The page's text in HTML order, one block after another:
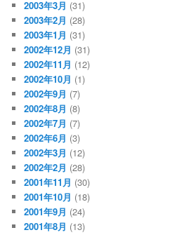
2003年3月 (31)
2003年2月 (28)
2003年1月 (31)
2002年12月 (31)
2002年11月 (12)
2002年10月 (1)
2002年9月 (7)
2002年8月 (8)
2002年7月 (7)
2002年6月 (3)
2002年3月 (12)
2002年2月 (28)
2001年11月 (30)
2001年10月 (18)
2001年9月 (24)
2001年8月 (13)